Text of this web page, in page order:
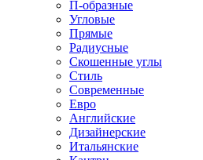
П-образные
Угловые
Прямые
Радиусные
Скошенные углы
Стиль
Современные
Евро
Английские
Дизайнерские
Итальянские